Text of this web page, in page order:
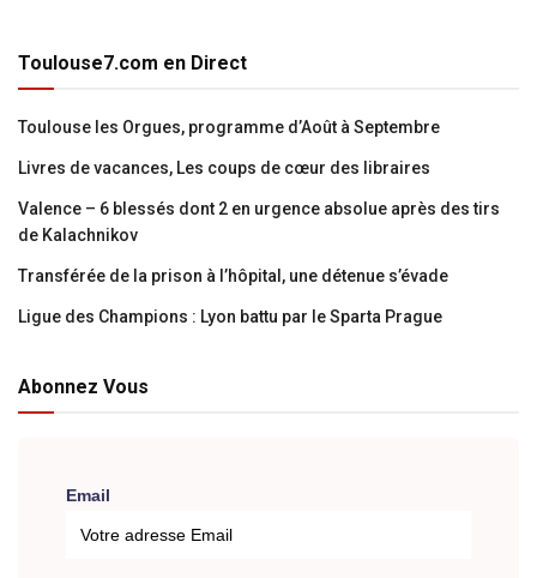
Toulouse7.com en Direct
Toulouse les Orgues, programme d’Août à Septembre
Livres de vacances, Les coups de cœur des libraires
Valence – 6 blessés dont 2 en urgence absolue après des tirs
de Kalachnikov
Transférée de la prison à l’hôpital, une détenue s’évade
Ligue des Champions : Lyon battu par le Sparta Prague
Abonnez Vous
Email